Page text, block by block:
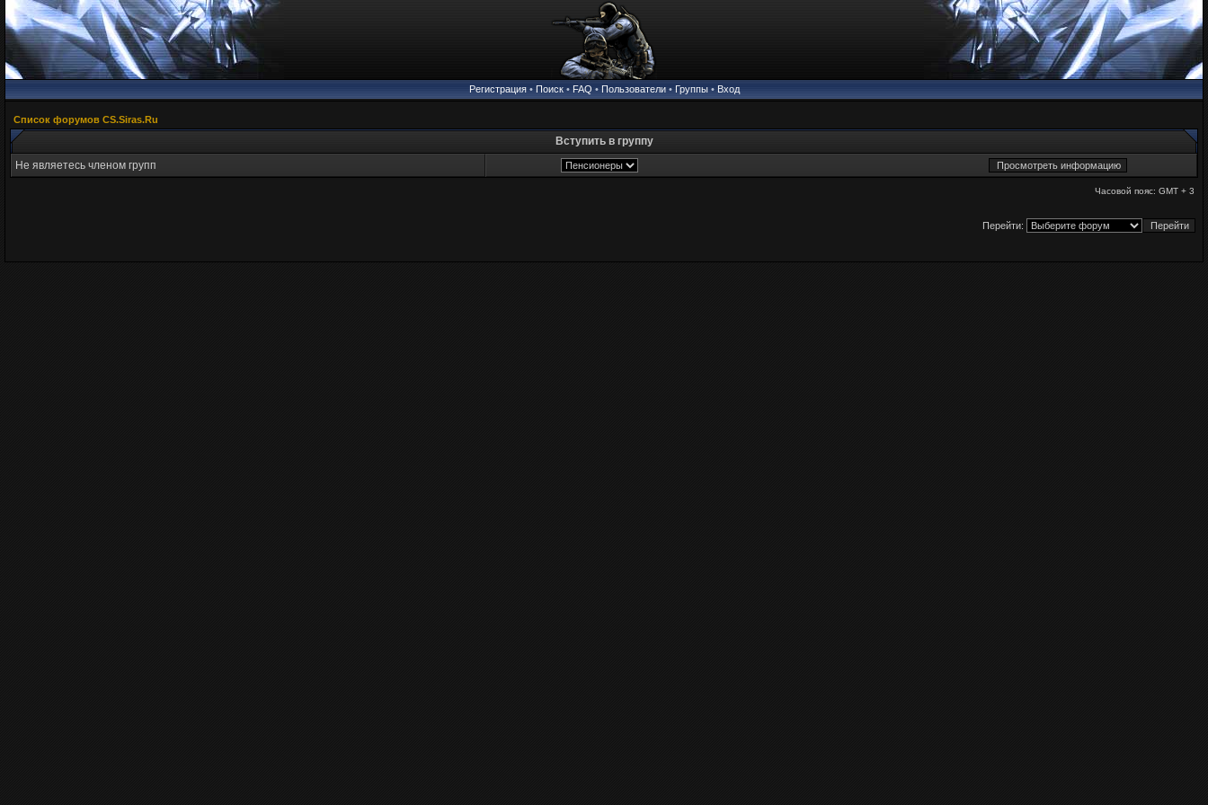
Регистрация• Поиск• FAQ • Пользователи• Группы• Вход
Список форумов CS.Siras.Ru
Вступить в группу
Не являетесь членом групп
Часовой пояс: GMT + 3
Перейти: